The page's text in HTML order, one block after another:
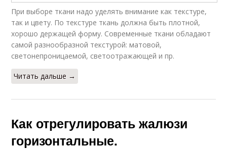
При выборе ткани надо уделять внимание как текстуре,
так и цвету. По текстуре ткань должна быть плотной,
хорошо держащей форму. Современные ткани обладают
самой разнообразной текстурой: матовой,
светонепроницаемой, светоотражающей и пр.
Читать дальше →
Как отрегулировать жалюзи
горизонтальные.